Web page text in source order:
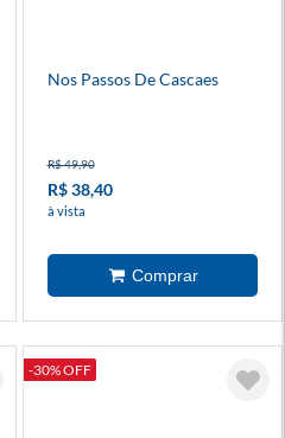
Nos Passos De Cascaes
R$ 49,90
R$ 38,40
à vista
-30% OFF